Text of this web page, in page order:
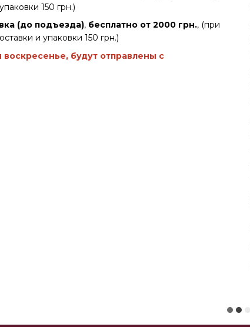
150 грн.)
(до подъезда), бесплатно от 2000 грн., (при
и упаковки 150 грн.)
будут отправлены с